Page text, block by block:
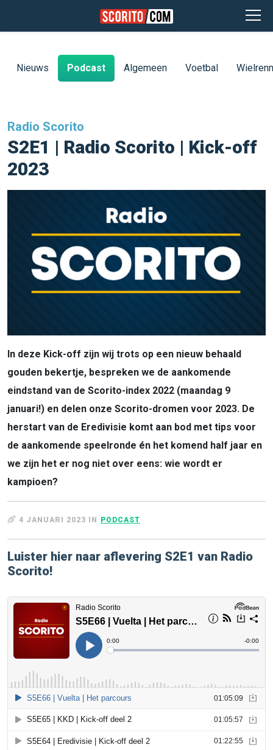
Nieuws Podcast Algemeen Voetbal
Radio Scorito
S2E1 | Radio Scorito | Kick-off
2023
In deze Kick-off zijn wij trots op een nieuw behaald
gouden bekertje, bespreken we de aankomende
eindstand van de Scorito-index 2022 (maandag 9
januari!) en delen onze Scorito-dromen voor 2023. De
herstart van de Eredivisie komt aan bod met tips voor
de aankomende speelronde én het komend half jaar en
we zijn het er nog niet over eens: wie wordt er
kampioen?
4 JANUARI 2023 IN PODCAST
Luister hier naar aflevering S2E1 van Radio
Scorito!